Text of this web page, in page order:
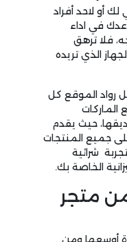
أو لاحد أفراد
في اداء
فلا ترهق
الذي تريده
رواد الموقع كل
الماركات
حيث يقدم
جميع المنتجات
شرائية
الخاصة بك.
متجر
أوسعها ومن